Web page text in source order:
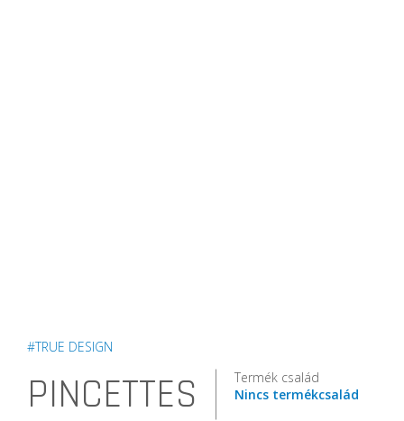
#TRUE DESIGN
PINCETTES
Termék család
Nincs termékcsalád